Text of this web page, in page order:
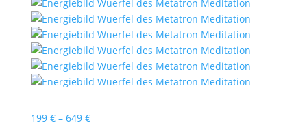
199 € – 649 €Preisspanne: